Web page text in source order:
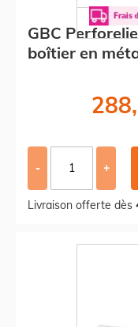
GBC
boîtier en
- +
Livraison offerte dès